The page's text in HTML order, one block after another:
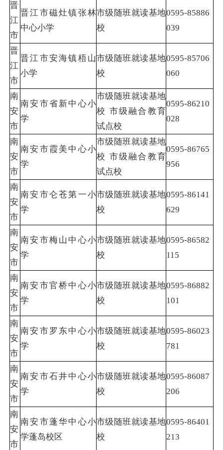
晋
江
市
晋江市磁灶镇张林
中心小学
市级随班就读基地
校
0595-85886
039
晋
江
市
晋江市安海镇梧山
小学
市级随班就读基地
校
0595-85706
060
南
安
市
南安市省新中心小
学
市级随班就读基地
校 市级融合教育
试点校
0595-86210
028
南
安
市
南安市霞美中心小
学
市级随班就读基地
校 市级融合教育
试点校
0595-86765
956
南
安
市
南安市仑苍第一小
学
市级随班就读基地
校
0595-86141
629
南
安
市
南安市梅山中心小
学
市级随班就读基地
校
0595-86582
115
南
安
市
南安市官桥中心小
学
市级随班就读基地
校
0595-86882
101
南
安
市
南安市罗东中心小
学
市级随班就读基地
校
0595-86023
781
南
安
市
南安市石井中心小
学
市级随班就读基地
校
0595-86087
206
南
安
市
南安市蓬华中心小
学蓬岛校区
市级随班就读基地
校
0595-86401
213